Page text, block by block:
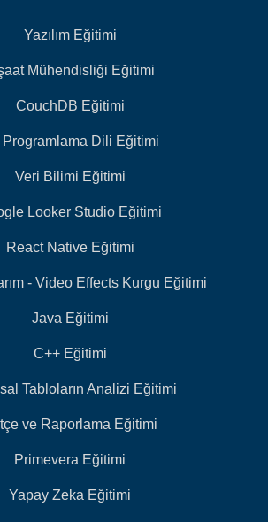
Yazılım Eğitimi
Mühendisliği Eğitimi
CouchDB Eğitimi
Programlama Dili Eğitimi
Veri Bilimi Eğitimi
Looker Studio Eğitimi
React Native Eğitimi
- Video Effects Kurgu Eğitimi
Java Eğitimi
C++ Eğitimi
Tabloların Analizi Eğitimi
ve Raporlama Eğitimi
Primevera Eğitimi
Yapay Zeka Eğitimi